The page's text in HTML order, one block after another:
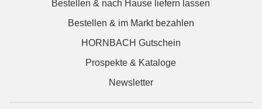
Bestellen & nach Hause liefern lassen
Bestellen & im Markt bezahlen
HORNBACH Gutschein
Prospekte & Kataloge
Newsletter